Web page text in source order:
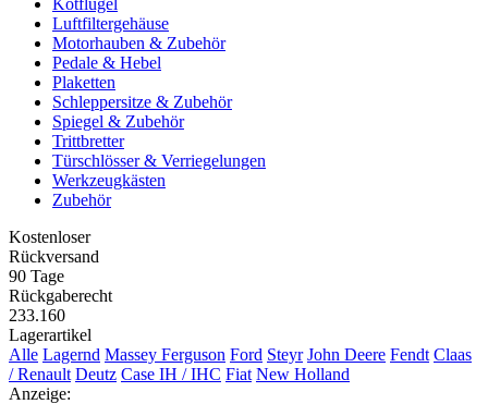
Luftfiltergehäuse
Motorhauben & Zubehör
Pedale & Hebel
Plaketten
Schleppersitze & Zubehör
Spiegel & Zubehör
Trittbretter
Türschlösser & Verriegelungen
Werkzeugkästen
Zubehör
Kostenloser
Rückversand
90 Tage
Rückgaberecht
233.160
Lagerartikel
Alle Lagernd Massey Ferguson Ford Steyr John Deere Fendt Claas
/ Renault Deutz Case IH / IHC Fiat New Holland
Anzeige: